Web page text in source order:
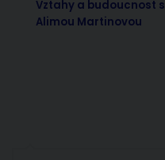
Vztahy a budoucnost s
Alimou Martinovou